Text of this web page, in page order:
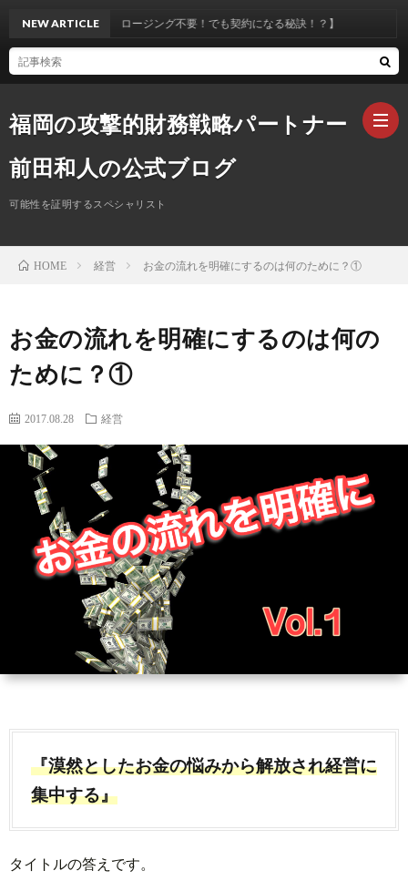
福岡の攻撃的財務戦略パートナー
前田和人の公式ブログ
可能性を証明するスペシャリスト
NEW ARTICLE
ルス不要！クロージング不要！でも契約になる秘訣！？】
HOME 経営 お金の流れを明確にするのは何のために？①
お金の流れを明確にするのは何の
ために？①
2017.08.28 経営
『漠然としたお金の悩みから解放され経営に
集中する』
タイトルの答えです。